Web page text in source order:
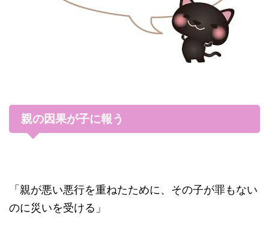
親の因果が子に報う
「親が悪い悪行を重ねたために、その子が罪もない
のに災いを受ける」